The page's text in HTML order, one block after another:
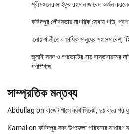
শ্রীমঙ্গলের সাইফুর রহমান জাবেদ অর্জন
ফরিদপুর পৌরসভায় নাগরিক সেবায় গতি,
নোয়াখালীতে লক্ষাধিক মানুষের মহাসমাবেশ,
জুলাই সনদ ও গণভোটের রায় বাস্তবায়নের
গণমিছিল
সাম্প্রতিক মন্তব্য
Abdullag on বাজেট পাসে ব্যর্থ সিনেট, ছয় বছর পর
Kamal on ফরিদপুর সদর উপজেলা পরিষদের সাধারণ